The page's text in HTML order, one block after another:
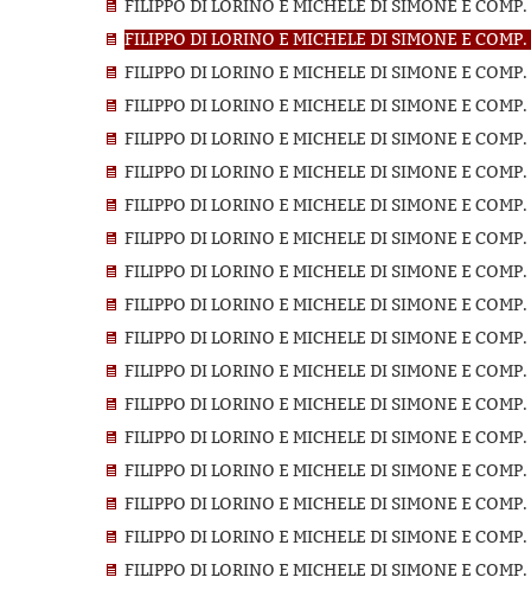
FILIPPO DI LORINO E MICHELE DI SIMONE E
FILIPPO DI LORINO E MICHELE DI SIMONE E
FILIPPO DI LORINO E MICHELE DI SIMONE E
FILIPPO DI LORINO E MICHELE DI SIMONE E
FILIPPO DI LORINO E MICHELE DI SIMONE E
FILIPPO DI LORINO E MICHELE DI SIMONE E
FILIPPO DI LORINO E MICHELE DI SIMONE E
FILIPPO DI LORINO E MICHELE DI SIMONE E
FILIPPO DI LORINO E MICHELE DI SIMONE E
FILIPPO DI LORINO E MICHELE DI SIMONE E
FILIPPO DI LORINO E MICHELE DI SIMONE E
FILIPPO DI LORINO E MICHELE DI SIMONE E
FILIPPO DI LORINO E MICHELE DI SIMONE E
FILIPPO DI LORINO E MICHELE DI SIMONE E
FILIPPO DI LORINO E MICHELE DI SIMONE E
FILIPPO DI LORINO E MICHELE DI SIMONE E
FILIPPO DI LORINO E MICHELE DI SIMONE E
FILIPPO DI LORINO E MICHELE DI SIMONE E